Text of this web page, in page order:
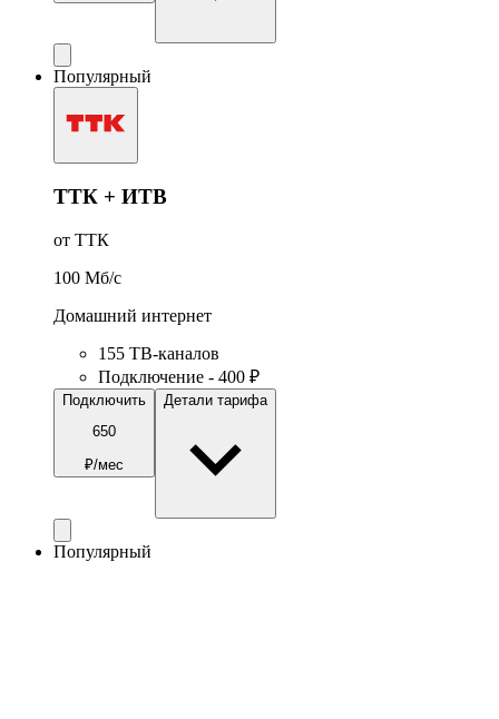
Популярный
ТТК + ИТВ
от ТТК
100 Мб/c
Домашний интернет
155 ТВ-каналов
Подключение - 400 ₽
Подключить
650
₽/мес
Детали тарифа
Популярный